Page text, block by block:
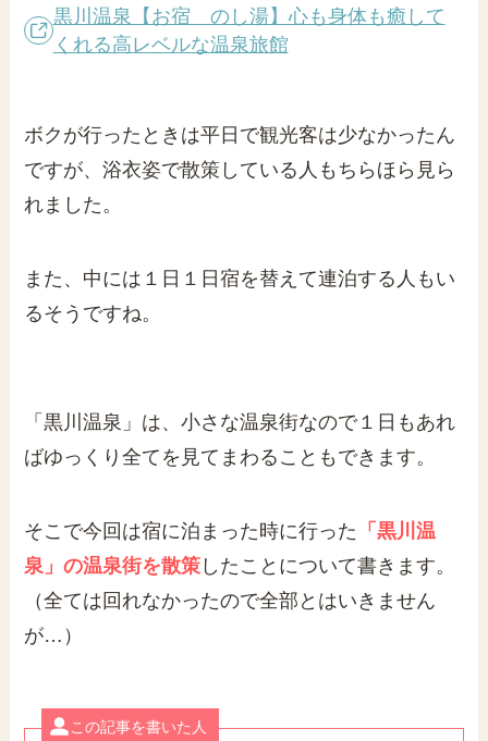
黒川温泉【お宿 のし湯】心も身体も癒して
くれる高レベルな温泉旅館
ボクが行ったときは平日で観光客は少なかったん
ですが、浴衣姿で散策している人もちらほら見ら
れました。
また、中には１日１日宿を替えて連泊する人もい
るそうですね。
「黒川温泉」は、小さな温泉街なので１日もあれ
ばゆっくり全てを見てまわることもできます。
そこで今回は宿に泊まった時に行った 「黒川温
泉」の温泉街を散策 したことについて書きます。
（全ては回れなかったので全部とはいきません
が…）
この記事を書いた人